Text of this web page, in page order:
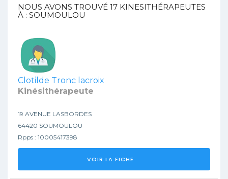
NOUS AVONS TROUVÉ 17 KINESITHÉRAPEUTES
À : SOUMOULOU
Clotilde Tronc lacroix
Kinésithérapeute
19 AVENUE LASBORDES
64420 SOUMOULOU
Rpps : 10005417398
VOIR LA FICHE